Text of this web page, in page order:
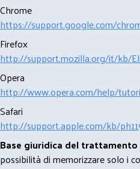
Chrome
https://support.google.com/
Firefox
http://support.mozilla.org/it/kb/
Opera
http://www.opera.com/help/
Safari
http://support.apple.com/kb/
Base giuridica del trattamento
possibilità di memorizzare solo i